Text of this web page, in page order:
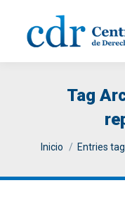
Tag
You are here:
Inicio Entries